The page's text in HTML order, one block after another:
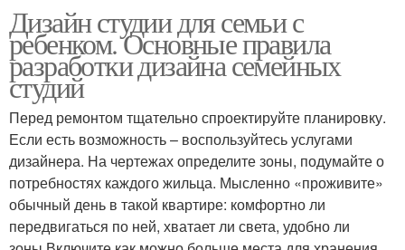
Дизайн студии для семьи с
ребенком. Основные правила
разработки дизайна семейных
студий
Перед ремонтом тщательно спроектируйте планировку.
Если есть возможность – воспользуйтесь услугами
дизайнера. На чертежах определите зоны, подумайте о
потребностях каждого жильца. Мысленно «проживите»
обычный день в такой квартире: комфортно ли
передвигаться по ней, хватает ли света, удобно ли